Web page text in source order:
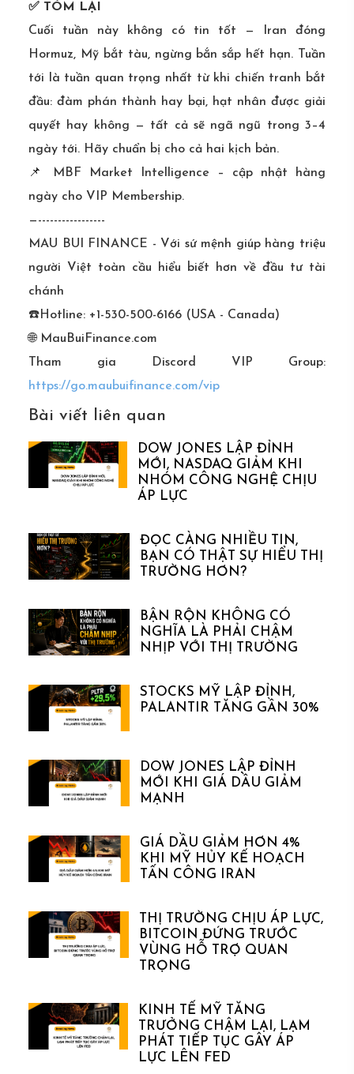
✅ TÓM LẠI
Cuối tuần này không có tin tốt — Iran đóng
Hormuz, Mỹ bắt tàu, ngừng bắn sắp hết hạn. Tuần
tới là tuần quan trọng nhất từ khi chiến tranh bắt
đầu: đàm phán thành hay bại, hạt nhân được giải
quyết hay không — tất cả sẽ ngã ngũ trong 3–4
ngày tới. Hãy chuẩn bị cho cả hai kịch bản.
📌 MBF Market Intelligence – cập nhật hàng
ngày cho VIP Membership.
—-----------------
MAU BUI FINANCE - Với sứ mệnh giúp hàng triệu
người Việt toàn cầu hiểu biết hơn về đầu tư tài
chánh
☎️Hotline: +1-530-500-6166 (USA - Canada)
🌐 MauBuiFinance.com
Tham gia Discord VIP Group:
https://go.maubuifinance.com/vip
Bài viết liên quan
DOW JONES LẬP ĐỈNH
MỚI, NASDAQ GIẢM KHI
NHÓM CÔNG NGHỆ CHỊU
ÁP LỰC
ĐỌC CÀNG NHIỀU TIN,
BẠN CÓ THẬT SỰ HIỂU THỊ
TRƯỜNG HƠN?
BẬN RỘN KHÔNG CÓ
NGHĨA LÀ PHẢI CHẬM
NHỊP VỚI THỊ TRƯỜNG
STOCKS MỸ LẬP ĐỈNH,
PALANTIR TĂNG GẦN 30%
DOW JONES LẬP ĐỈNH
MỚI KHI GIÁ DẦU GIẢM
MẠNH
GIÁ DẦU GIẢM HƠN 4%
KHI MỸ HỦY KẾ HOẠCH
TẤN CÔNG IRAN
THỊ TRƯỜNG CHỊU ÁP LỰC,
BITCOIN ĐỨNG TRƯỚC
VÙNG HỖ TRỢ QUAN
TRỌNG
KINH TẾ MỸ TĂNG
TRƯỞNG CHẬM LẠI, LẠM
PHÁT TIẾP TỤC GÂY ÁP
LỰC LÊN FED